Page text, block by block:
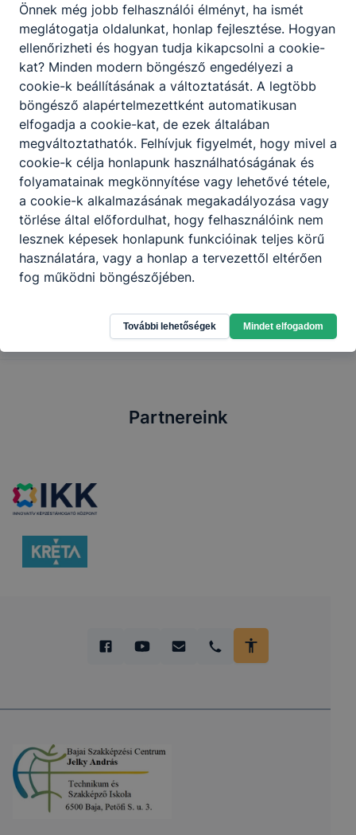
magabiztosan értelmezi a műszaki
terveket;
a kivitelezés során szükséges eszközöket
készség szinten képes működtetni;
az alkalmazott anyagok jellemzőit és a
hozzájuk tartozó technológiai utasításokat
ismeri és betartja;
a kivitelezés során a kőműves brigád többi
tagjával együtt dolgozik, ugyanakkor
képes az önálló munkavégzésre is.
Megosztás
Partnereink
Önnek még jobb felhasználói élményt, ha ismét
meglátogatja oldalunkat, honlap fejlesztése. Hogyan
ellenőrizheti és hogyan tudja kikapcsolni a cookie-
kat? Minden modern böngésző engedélyezi a
cookie-k beállításának a változtatását. A legtöbb
böngésző alapértelmezettként automatikusan
elfogadja a cookie-kat, de ezek általában
megváltoztathatók. Felhívjuk figyelmét, hogy mivel a
cookie-k célja honlapunk használhatóságának és
folyamatainak megkönnyítése vagy lehetővé tétele,
a cookie-k alkalmazásának megakadályozása vagy
törlése által előfordulhat, hogy felhasználóink nem
lesznek képesek honlapunk funkcióinak teljes körű
használatára, vagy a honlap a tervezettől eltérően
fog működni böngészőjében.
További lehetőségek Mindet elfogadom